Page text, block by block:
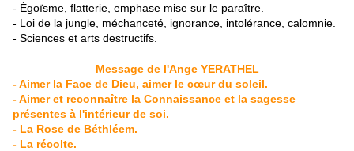
- Égoïsme, flatterie, emphase mise sur le paraître.
- Loi de la jungle, méchanceté, ignorance, intolérance, calomnie.
- Sciences et arts destructifs.
Message de l'Ange YERATHEL
- Aimer la Face de Dieu, aimer le cœur du soleil.
- Aimer et reconnaître la Connaissance et la sagesse
présentes à l'intérieur de soi.
- La Rose de Béthléem.
- La récolte.